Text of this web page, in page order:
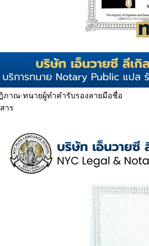
ภาณ·ทนายผู้ทำคำรับรองลายมือชื่อ
าร